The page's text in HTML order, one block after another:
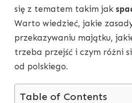
się z tematem takim jak
Warto wiedzieć, jakie
przekazywaniu majątku,
trzeba przejść i czym różni
od polskiego.
Table of Contents